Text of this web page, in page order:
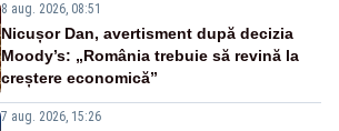
8 aug. 2026, 08:51
Nicușor Dan, avertisment după decizia
Moody’s: „România trebuie să revină la
creștere economică”
7 aug. 2026, 15:26